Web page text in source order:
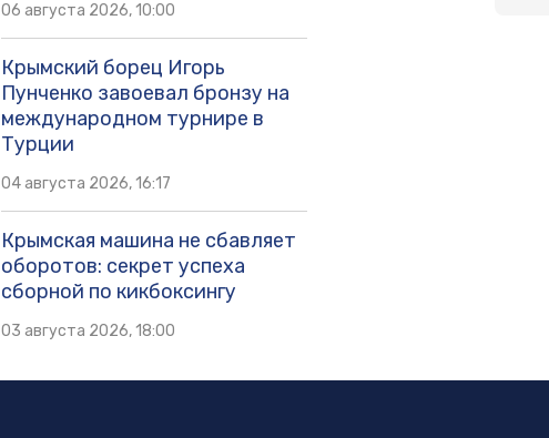
06 августа 2026, 10:00
Крымский борец Игорь
Пунченко завоевал бронзу на
международном турнире в
Турции
04 августа 2026, 16:17
Крымская машина не сбавляет
оборотов: секрет успеха
сборной по кикбоксингу
03 августа 2026, 18:00